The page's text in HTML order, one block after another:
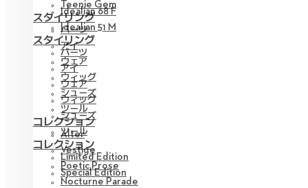
Idealian 68 F
Idealian 51 M
スタイリング
パーツ
アイ
ウェア
ウィッグ
シューズ
ツール
コレクション
Limited Edition
Special Edition
Teenie Gem
スタイリング
パーツ
アイ
ウェア
ウィッグ
シューズ
ツール
コレクション
Alter
Vestige
Poetic Prose
Nocturne Parade